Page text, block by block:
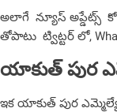
అలాగే న్యూస్ అప్డేట్స్
తోపాటు ట్విట్టర్ లో,
యాకుత్ పుర
ఇక యాకుత్ పుర